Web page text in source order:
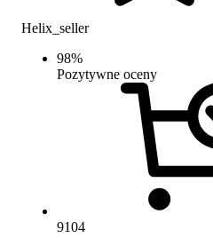
Helix_seller
98%
Pozytywne oceny
9104